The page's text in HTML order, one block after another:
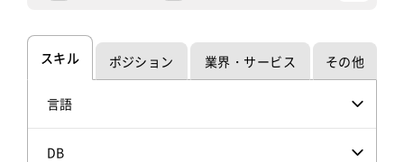
スキル ポジション 業界・サービス その他
言語
DB